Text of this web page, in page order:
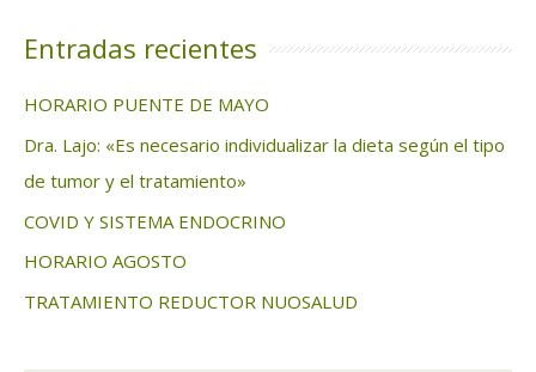
c
r
:
Entradas recientes
HORARIO PUENTE DE MAYO
Dra. Lajo: «Es necesario individualizar la dieta según el tipo
de tumor y el tratamiento»
COVID Y SISTEMA ENDOCRINO
HORARIO AGOSTO
TRATAMIENTO REDUCTOR NUOSALUD